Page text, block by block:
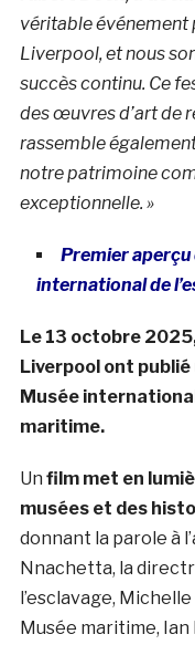
véritable événement
Liverpool, et nous
succès continu. Ce
des œuvres d’art de
rassemble
notre patrimoine
exceptionnelle. »
Premier aperçu
international de
Le 13 octobre
Liverpool ont
Musée
maritime.
Un film met en
musées et des
donnant la parole à
Nnachetta, la
l’esclavage,
Musée maritime, Ian